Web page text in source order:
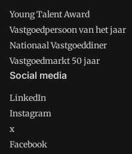
Young Talent Award
Vastgoedpersoon van het jaar
Nationaal Vastgoeddiner
Vastgoedmarkt 50 jaar
Social media
LinkedIn
Instagram
x
Facebook